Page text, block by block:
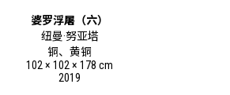
婆罗浮屠（六）
纽曼·努亚塔
铜、黄铜
102 × 102 × 178 cm
2019